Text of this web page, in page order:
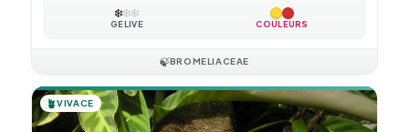
❄️❄️❄️
GÉLIVE COULEURS
🍃BROMELIACEAE
🪴VIVACE